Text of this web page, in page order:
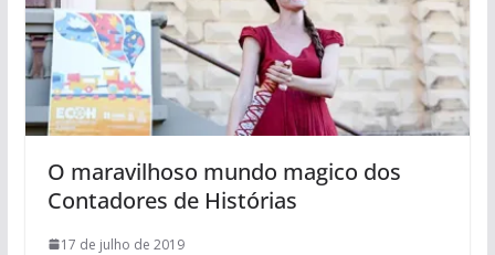
O maravilhoso mundo magico dos
Contadores de Histórias
17 de julho de 2019